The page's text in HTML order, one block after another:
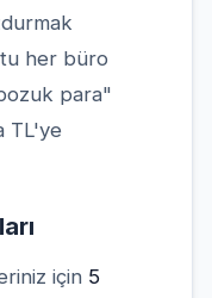
her büro
para"
TL'ye
için 5